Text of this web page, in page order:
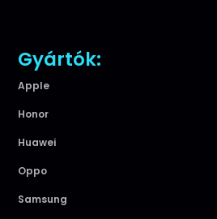
Gyártók:
Apple
Honor
Huawei
Oppo
Samsung